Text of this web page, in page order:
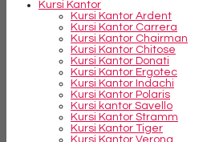
Kursi Kantor
Kursi Kantor Ardent
Kursi Kantor Carrera
Kursi Kantor Chairman
Kursi Kantor Chitose
Kursi Kantor Donati
Kursi Kantor Ergotec
Kursi Kantor Indachi
Kursi Kantor Polaris
Kursi kantor Savello
Kursi Kantor Stramm
Kursi Kantor Tiger
Kursi Kantor Verona